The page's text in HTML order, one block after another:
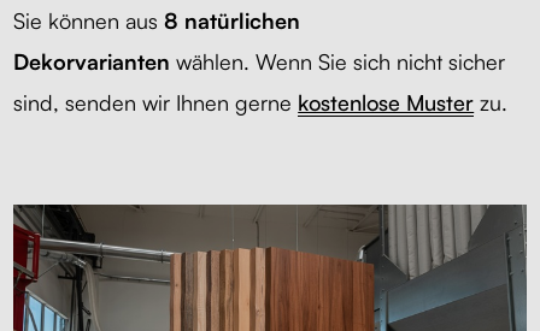
Sie können aus8 natürlichen
Dekorvarianten wählen. Wenn Sie sich nicht sicher
sind, senden wir Ihnen gerne kostenlose Muster zu.